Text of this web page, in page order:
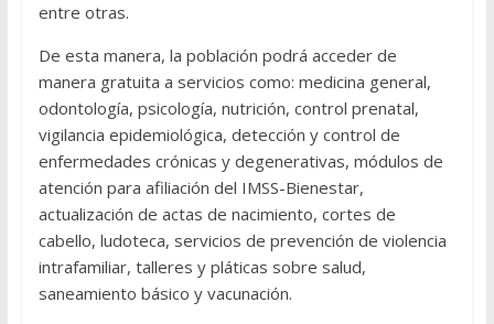
entre otras.
De esta manera, la población podrá acceder de
manera gratuita a servicios como: medicina general,
odontología, psicología, nutrición, control prenatal,
vigilancia epidemiológica, detección y control de
enfermedades crónicas y degenerativas, módulos de
atención para afiliación del IMSS-Bienestar,
actualización de actas de nacimiento, cortes de
cabello, ludoteca, servicios de prevención de violencia
intrafamiliar, talleres y pláticas sobre salud,
saneamiento básico y vacunación.